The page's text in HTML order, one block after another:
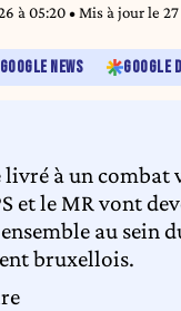
à 05:20• Mis à jour le
GOOGLE NEWS GOOGLE
livré à un combat
et le MR vont
au sein
bruxellois.